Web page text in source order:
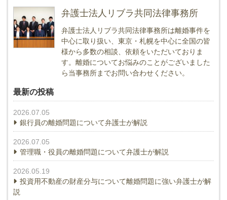
弁護士法人リブラ共同法律事務所
弁護士法人リブラ共同法律事務所は離婚事件を
中心に取り扱い、東京・札幌を中心に全国の皆
様から多数の相談、依頼をいただいておりま
す。離婚についてお悩みのことがございました
ら当事務所までお問い合わせください。
最新の投稿
2026.07.05
銀行員の離婚問題について弁護士が解説
2026.07.05
管理職・役員の離婚問題について弁護士が解説
2026.05.19
投資用不動産の財産分与について離婚問題に強い弁護士が解
説